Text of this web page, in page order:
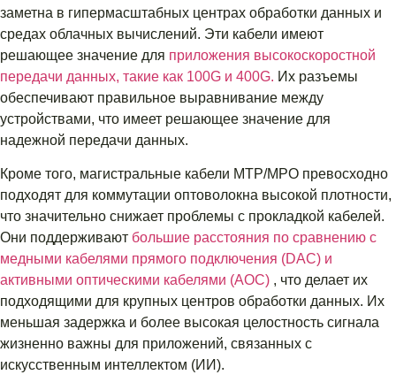
заметна в гипермасштабных центрах обработки данных и
средах облачных вычислений. Эти кабели имеют
решающее значение для приложения высокоскоростной
передачи данных, такие как 100G и 400G. Их разъемы
обеспечивают правильное выравнивание между
устройствами, что имеет решающее значение для
надежной передачи данных.
Кроме того, магистральные кабели MTP/MPO превосходно
подходят для коммутации оптоволокна высокой плотности,
что значительно снижает проблемы с прокладкой кабелей.
Они поддерживают большие расстояния по сравнению с
медными кабелями прямого подключения (DAC) и
активными оптическими кабелями (AOC) , что делает их
подходящими для крупных центров обработки данных. Их
меньшая задержка и более высокая целостность сигнала
жизненно важны для приложений, связанных с
искусственным интеллектом (ИИ).